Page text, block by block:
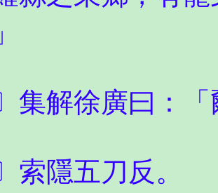
集解徐廣曰：
索隱五刀反。